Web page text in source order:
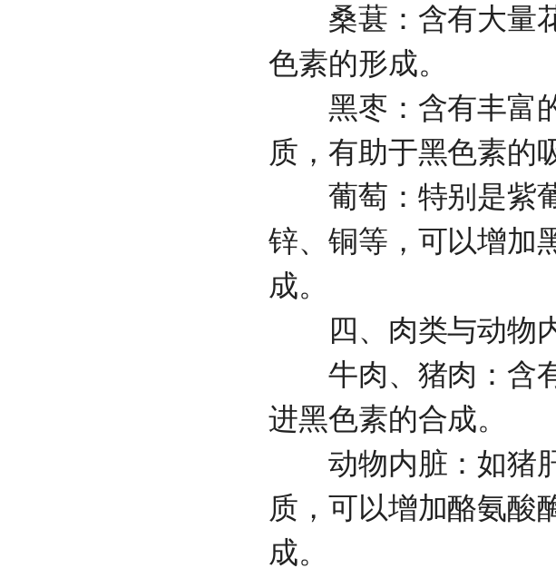
桑葚：含有大量花
色素的形成。
黑枣：含有丰富的
质，有助于黑色素的
葡萄：特别是紫葡
锌、铜等，可以增加
成。
四、肉类与动物
牛肉、猪肉：含有
进黑色素的合成。
动物内脏：如猪肝
质，可以增加酪氨酸
成。